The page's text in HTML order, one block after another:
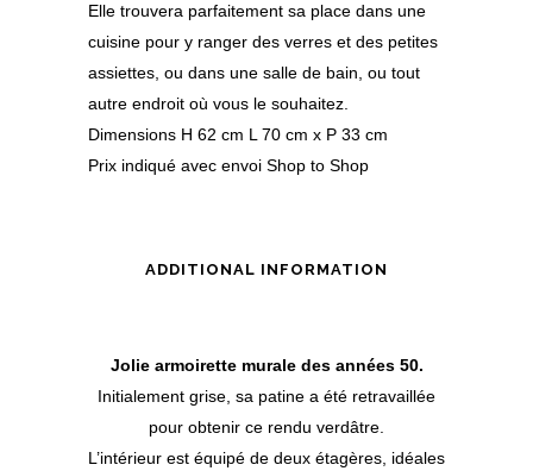
Elle trouvera parfaitement sa place dans une
cuisine pour y ranger des verres et des petites
assiettes, ou dans une salle de bain, ou tout
autre endroit où vous le souhaitez.
Dimensions H 62 cm L 70 cm x P 33 cm
Prix indiqué avec envoi Shop to Shop
ADDITIONAL INFORMATION
Jolie armoirette murale des années 50.
Initialement grise, sa patine a été retravaillée
pour obtenir ce rendu verdâtre.
L’intérieur est équipé de deux étagères, idéales